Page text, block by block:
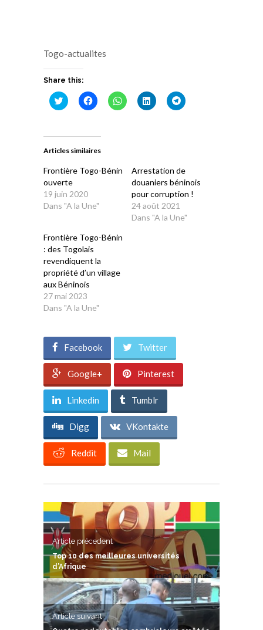
Togo-actualites
Share this:
Cliquez
pour
dans
nouvelle
Cliquez
pour
dans
nouvelle
Cliquez
pour
Cliquez
pour
Cliquez
pour
Articles similaires
Frontière Togo-Bénin
ouverte
19 juin 2020
Dans "A la Une"
Arrestation de
douaniers béninois
pour corruption !
24 août 2021
Dans "A la Une"
Frontière Togo-Bénin
: des Togolais
revendiquent la
propriété d’un village
aux Béninois
27 mai 2023
Dans "A la Une"
Facebook Twitter
Google+ Pinterest
Linkedin Tumblr
Digg VKontakte
Reddit Mail
Article précedent
Top 10 des meilleures universités
d’Afrique
Article suivant